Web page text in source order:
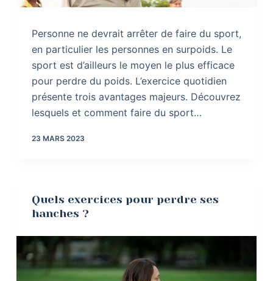
Personne ne devrait arrêter de faire du sport,
en particulier les personnes en surpoids. Le
sport est d’ailleurs le moyen le plus efficace
pour perdre du poids. L’exercice quotidien
présente trois avantages majeurs. Découvrez
lesquels et comment faire du sport…
23 MARS 2023
Quels exercices pour perdre ses
hanches ?